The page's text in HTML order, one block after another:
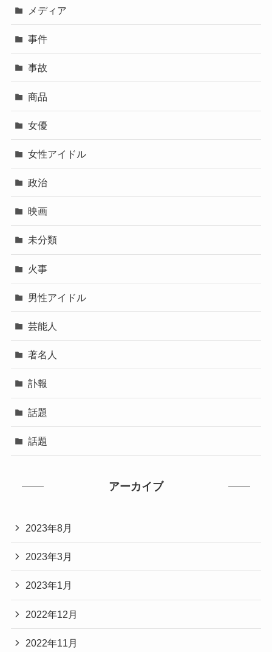
メディア
事件
事故
商品
女優
女性アイドル
政治
映画
未分類
火事
男性アイドル
芸能人
著名人
訃報
話題
話題
アーカイブ
2023年8月
2023年3月
2023年1月
2022年12月
2022年11月